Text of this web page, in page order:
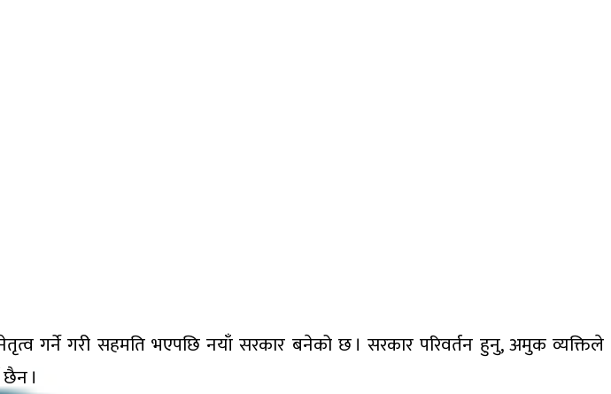
गर्ने गरी सहमति भएपछि नयाँ सरकार बनेको छ । सरकार परिवर्तन हुनु, अमुक व्यक्तिले
छैन ।